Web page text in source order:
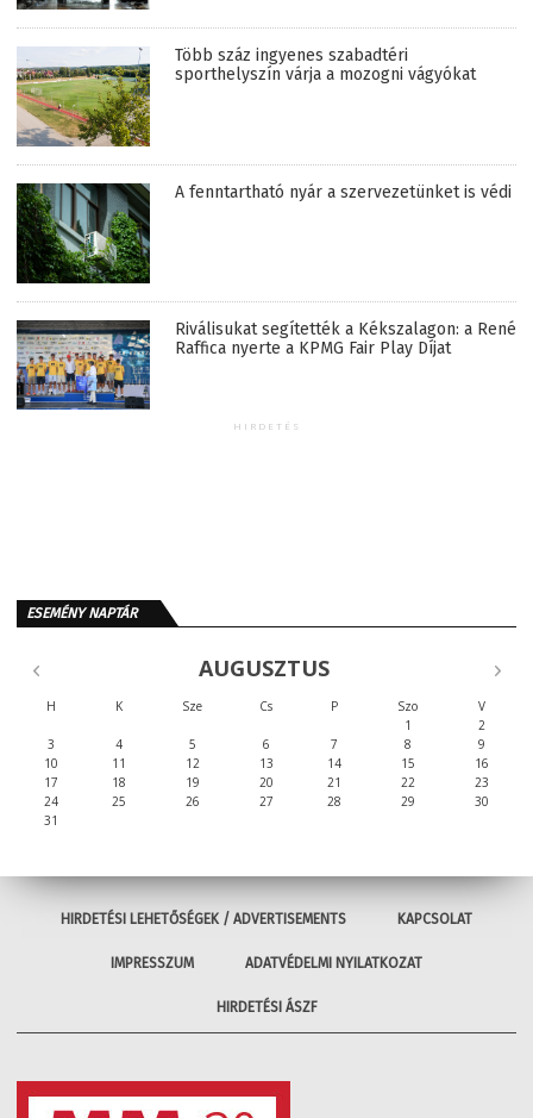
Több száz ingyenes szabadtéri
sporthelyszín várja a mozogni vágyókat
A fenntartható nyár a szervezetünket is védi
Riválisukat segítették a Kékszalagon: a René
Raffica nyerte a KPMG Fair Play Díjat
HIRDETÉS
ESEMÉNY NAPTÁR
AUGUSZTUS
H K Sze Cs P Szo
V
1
2
3
4 5 6 7 8
9
10
11 12 13 14 15
16
17
18 19 20 21 22
23
24
25 26 27 28 29
30
31
HIRDETÉSI LEHETŐSÉGEK / ADVERTISEMENTS KAPCSOLAT
IMPRESSZUM ADATVÉDELMI NYILATKOZAT
HIRDETÉSI ÁSZF